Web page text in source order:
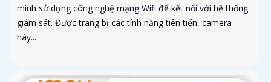
minh sử dụng công nghệ mạng Wifi để kết nối với hệ thống
giám sát. Được trang bị các tính năng tiên tiến, camera
này...